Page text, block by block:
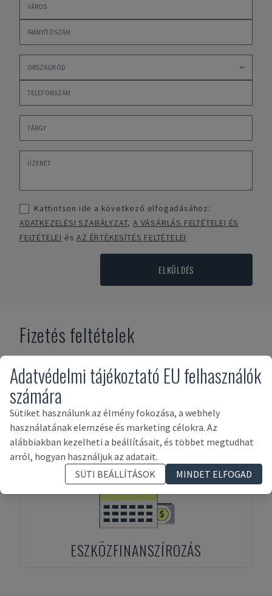
Kattintson ide a következő elfogadásához:
ADATKEZELÉSI SZABÁLYZAT,A VÁSÁRLÁS FELTÉTELEI ÉS
FELTÉTELEI ésAZ ÉRTÉKESÍTÉS FELTÉTELEI
ELKÜLDÉS
Fizetés feltételek
ELŐRE FIZETÉS
ESZKÖZFINANSZÍROZÁS
Adatvédelmi tájékoztató EU felhasználók
számára
Sütiket használunk az élmény fokozása, a webhely
használatának elemzése és marketing célokra. Az
alábbiakban kezelheti a beállításait, és többet megtudhat
arról, hogyan használjuk az adatait.
SÜTI BEÁLLÍTÁSOK
MINDET ELFOGAD